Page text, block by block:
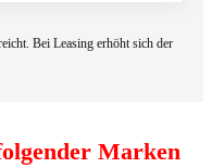
Bei Leasing erhöht sich der
Marken